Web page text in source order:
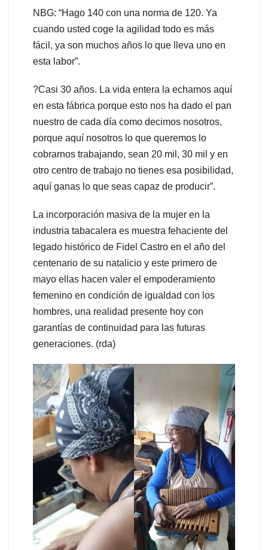
NBG: “Hago 140 con una norma de 120. Ya
cuando usted coge la agilidad todo es más
fácil, ya son muchos años lo que lleva uno en
esta labor”.
?Casi 30 años. La vida entera la echamos aquí
en esta fábrica porque esto nos ha dado el pan
nuestro de cada día como decimos nosotros,
porque aquí nosotros lo que queremos lo
cobrarnos trabajando, sean 20 mil, 30 mil y en
otro centro de trabajo no tienes esa posibilidad,
aquí ganas lo que seas capaz de producir”.
La incorporación masiva de la mujer en la
industria tabacalera es muestra fehaciente del
legado histórico de Fidel Castro en el año del
centenario de su natalicio y este primero de
mayo ellas hacen valer el empoderamiento
femenino en condición de igualdad con los
hombres, una realidad presente hoy con
garantías de continuidad para las futuras
generaciones. (rda)